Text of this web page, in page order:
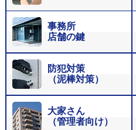
事務所
店舗の鍵
防犯対策
（泥棒対策）
大家さん
（管理者向け）